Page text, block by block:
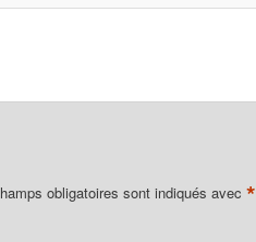
obligatoires sont indiqués avec*